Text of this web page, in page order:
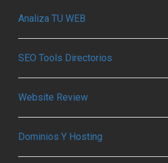
Analiza TU WEB
SEO Tools Directorios
Website Review
Dominios Y Hosting